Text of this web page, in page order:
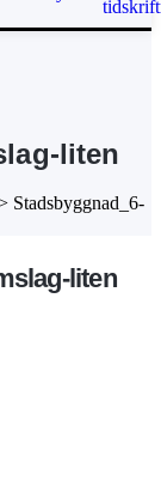
tidskrift
liten
Stadsbyggnad_6-
liten